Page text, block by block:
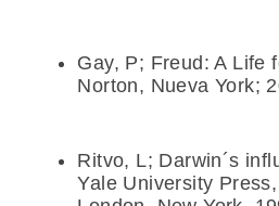
Gay, P; Freud: A Life
Norton, Nueva York;
Ritvo, L; Darwin´s
Yale University